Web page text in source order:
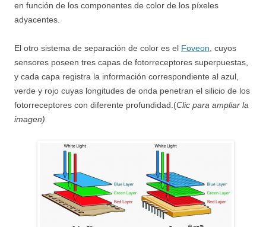
en función de los componentes de color de los píxeles
adyacentes.
El otro sistema de separación de color es el Foveon , cuyos
sensores poseen tres capas de fotorreceptores superpuestas,
y cada capa registra la información correspondiente al azul,
verde y rojo cuyas longitudes de onda penetran el silicio de los
fotorreceptores con diferente profundidad.(Clic para ampliar la
imagen)